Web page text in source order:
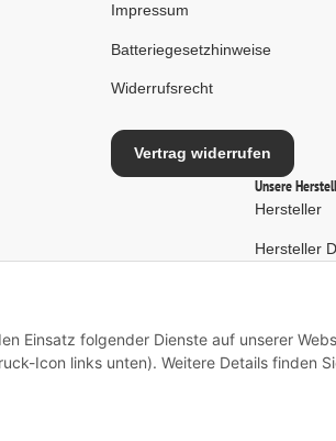
Einsatz folgender Dienste auf unserer
Icon links unten). Weitere Details finden
Impressum
Batteriegesetzhinweise
Widerrufsrecht
Vertrag widerrufen
Unsere
Hersteller
Hersteller